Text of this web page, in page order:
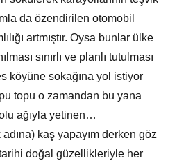
da özendirilen otomobil
artmıştır. Oysa bunlar ülke
sınırlı ve planlı tutulması
köyüne sokağına yol istiyor
topu o zamandan bu yana
ağıyla yetinen…
kaş yapayım derken göz
doğal güzellikleriyle her